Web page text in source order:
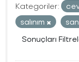
Kategoriler:
salınım
Sonuçları